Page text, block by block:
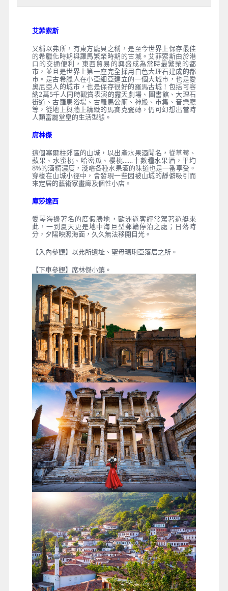
艾菲索斯
又稱以弗所，有東方龐貝之稱，是至今世界上保存最佳
的希臘化時期與羅馬繁榮時期的古城。艾菲索斯由於港
口的交通便利，東西貿易的興盛成為當時最繁榮的都
市，並且是世界上第一座完全採用白色大理石建成的都
市。是古希臘人在小亞細亞建立的一個大城市，也是愛
奧尼亞人的城市，也是保存很好的羅馬古城！包括可容
納2萬5千人同時觀賞表演的露天劇場、圖書館、大理石
街道、古羅馬浴場、古羅馬公廁、神殿、市集、音樂廳
等，從地上與牆上精緻的馬賽克瓷磚，仍可幻想出當時
人類富麗堂皇的生活型態。
席林傑
這個塞爾柱郊區的山城，以出產水果酒聞名，從草莓、
蘋果、水蜜桃、哈密瓜、櫻桃……十數種水果酒，平均
8%的酒精濃度，淺嚐各種水果酒的味道也是一番享受。
穿梭在山城小徑中，會發現一些因被山城的靜僻吸引而
來定居的藝術家畫廊及個性小店。
庫莎達西
愛琴海邊著名的度假勝地，歐洲遊客經常駕著遊艇來
此，一到夏天更是地中海巨型郵輪停泊之處；日落時
分，夕陽映照海面，久久無法移開目光。
【入內參觀】以弗所遺址、聖母瑪琍亞落居之所。
【下車參觀】席林傑小鎮。